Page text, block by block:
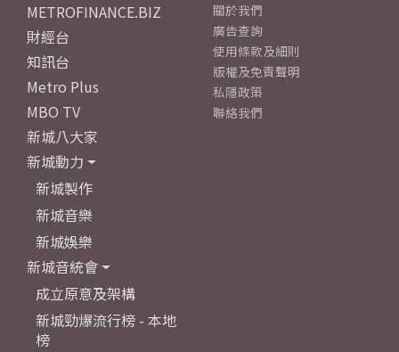
METROFINANCE.BIZ
財經台
知訊台
Metro Plus
MBO TV
新城八大家
新城動力
新城製作
新城音樂
新城娛樂
新城音統會
成立原意及架構
新城勁爆流行榜 - 本地
榜
關於我們
廣告查詢
使用條款及細則
版權及免責聲明
私隱政策
聯絡我們